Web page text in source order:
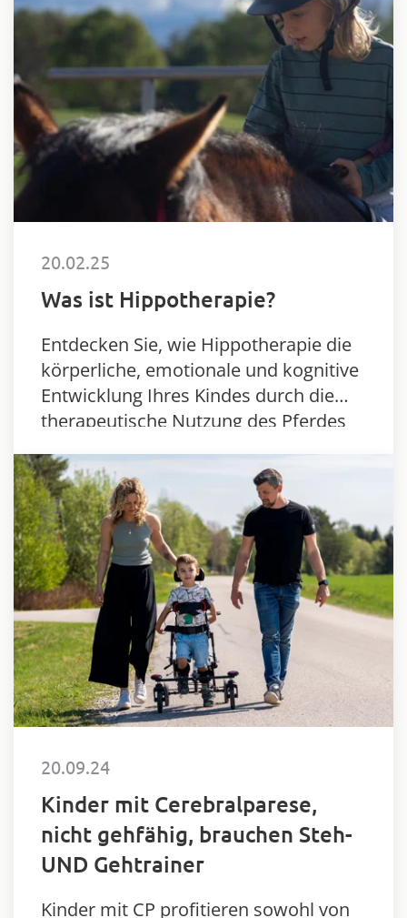
20.02.25
Was ist Hippotherapie?
Entdecken Sie, wie Hippotherapie die
körperliche, emotionale und kognitive
Entwicklung Ihres Kindes durch die
therapeutische Nutzung des Pferdes
20.09.24
Kinder mit Cerebralparese,
nicht gehfähig, brauchen Steh-
UND Gehtrainer
Kinder mit CP profitieren sowohl von